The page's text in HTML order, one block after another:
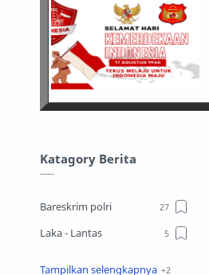
Katagory Berita
Bareskrim polri
Laka - Lantas